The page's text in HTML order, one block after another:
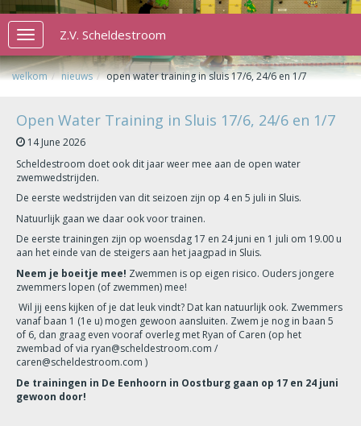
Toggle
navigation
Z.V. Scheldestroom
welkom nieuws open water training in sluis 17/6, 24/6 en 1/7
Open Water Training in Sluis 17/6, 24/6 en 1/7
14 June 2026
Scheldestroom doet ook dit jaar weer mee aan de open water
zwemwedstrijden.
De eerste wedstrijden van dit seizoen zijn op 4 en 5 juli in Sluis.
Natuurlijk gaan we daar ook voor trainen.
De eerste trainingen zijn op woensdag 17 en 24 juni en 1 juli om 19.00 u
aan het einde van de steigers aan het jaagpad in Sluis.
Neem je boeitje mee! Zwemmen is op eigen risico. Ouders jongere
zwemmers lopen (of zwemmen) mee!
Wil jij eens kijken of je dat leuk vindt? Dat kan natuurlijk ook. Zwemmers
vanaf baan 1 (1e u) mogen gewoon aansluiten. Zwem je nog in baan 5
of 6, dan graag even vooraf overleg met Ryan of Caren (op het
zwembad of via ryan@scheldestroom.com /
caren@scheldestroom.com )
De trainingen in De Eenhoorn in Oostburg gaan op 17 en 24 juni
gewoon door!